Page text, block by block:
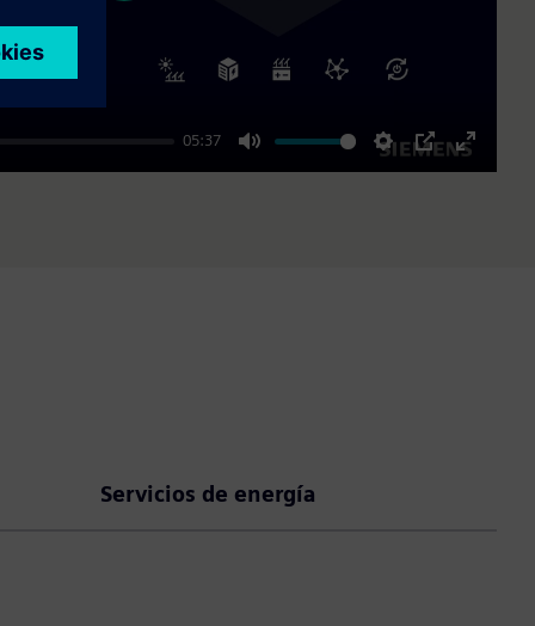
05:37
Mute Settings
PIP
Enter
Servicios de energía